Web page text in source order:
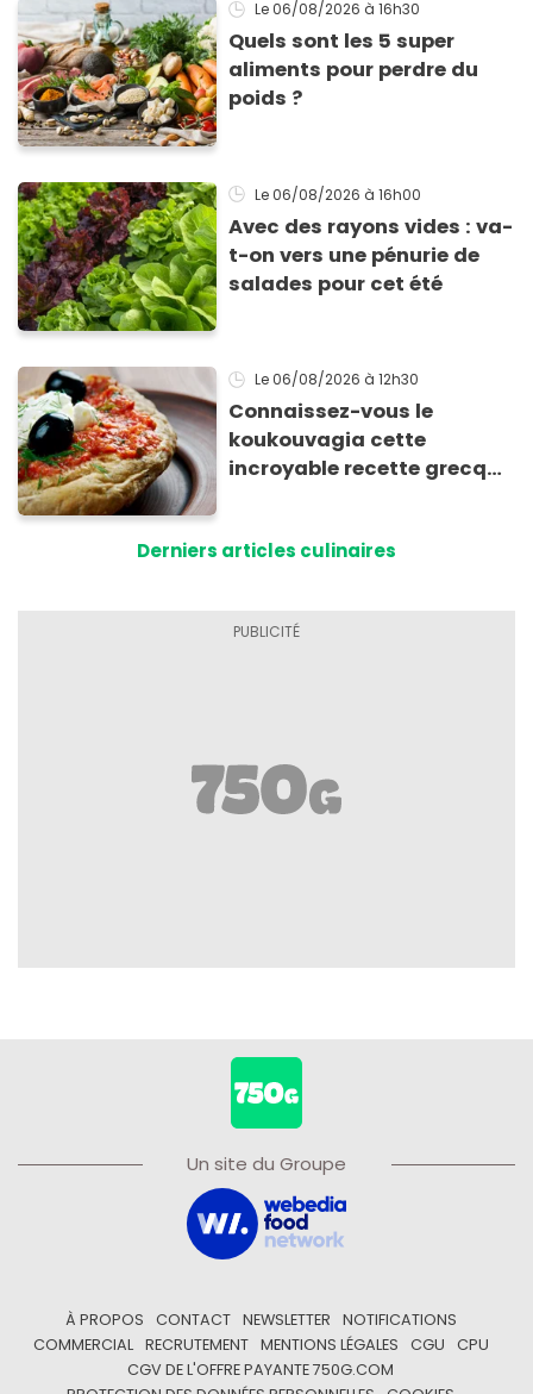
Le 06/08/2026 à 16h30
Quels sont les 5 super
aliments pour perdre du
poids ?
Le 06/08/2026 à 16h00
Avec des rayons vides : va-
t-on vers une pénurie de
salades pour cet été
Le 06/08/2026 à 12h30
Connaissez-vous le
koukouvagia cette
incroyable recette grecque
Derniers articles culinaires
Un site du Groupe
À PROPOS CONTACT NEWSLETTER
NOTIFICATIONS
COMMERCIAL
RECRUTEMENT MENTIONS LÉGALES CGU
CPU
CGV DE L'OFFRE PAYANTE 750G.COM